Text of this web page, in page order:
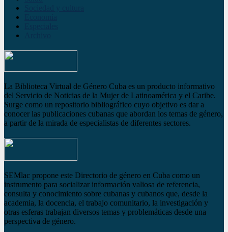
La Biblioteca Virtual de Género Cuba es un producto informativo
del Servicio de Noticias de la Mujer de Latinoamérica y el Caribe.
Surge como un repositorio bibliográfico cuyo objetivo es dar a
conocer las publicaciones cubanas que abordan los temas de género,
a partir de la mirada de especialistas de diferentes sectores.
SEMlac propone este Directorio de género en Cuba como un
instrumento para socializar información valiosa de referencia,
consulta y conocimiento sobre cubanas y cubanos que, desde la
academia, la docencia, el trabajo comunitario, la investigación y
otras esferas trabajan diversos temas y problemáticas desde una
perspectiva de género.